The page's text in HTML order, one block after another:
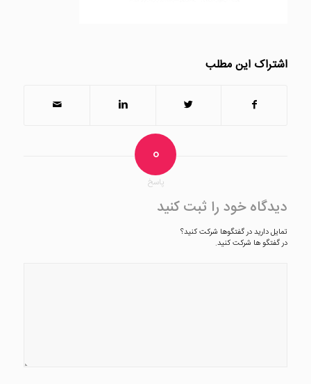
اشتراک این مطلب
0
پاسخ
دیدگاه خود را ثبت کنید
تمایل دارید در گفتگوها شرکت کنید؟
در گفتگو ها شرکت کنید.